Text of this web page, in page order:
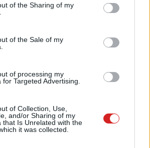
or usage behaviour. You may click to
to Google and its third-party tags to
specified purposes in below Google
of the Sharing of my
of the Sale of my
of processing my
Targeted Advertising.
of Collection, Use,
and/or Sharing of my
that Is Unrelated with the
it was collected.
üdvözlendő eredmény, hogy
média használatában.
az Európai Bizottsághoz tartozó
be róla, hogy az Európai Unió
arányban aktív felhasználója a
A szervezet ehhez olyan